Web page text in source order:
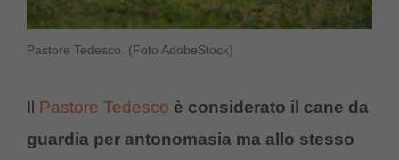
Pastore Tedesco. (Foto AdobeStock)
Il Pastore Tedesco è considerato il cane da
guardia per antonomasia ma allo stesso